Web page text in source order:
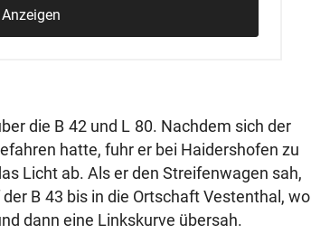
Anzeigen
die B 42 und L 80. Nachdem sich der
hatte, fuhr er bei Haidershofen zu
Licht ab. Als er den Streifenwagen sah,
B 43 bis in die Ortschaft Vestenthal, wo
dann eine Linkskurve übersah.